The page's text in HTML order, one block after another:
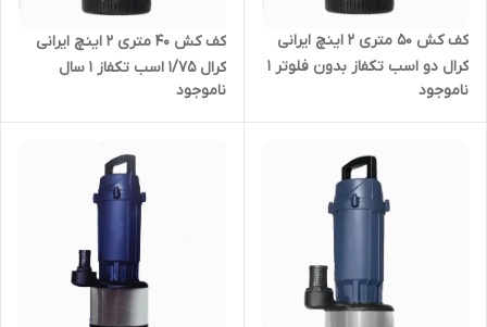
کف کش ۵۰ متری ۲ اینچ ایرانی
کرال دو اسب تکفاز بدون فلوتر ۱
65012-FS | کفکش ایرانی با
ناموجود
کف کش ۴۰ متری ۲ اینچ ایرانی
کرال ۱/۷۵ اسب تکفاز ۱ سال
FS | کفکش ایرانی با ضمانت
ناموجود